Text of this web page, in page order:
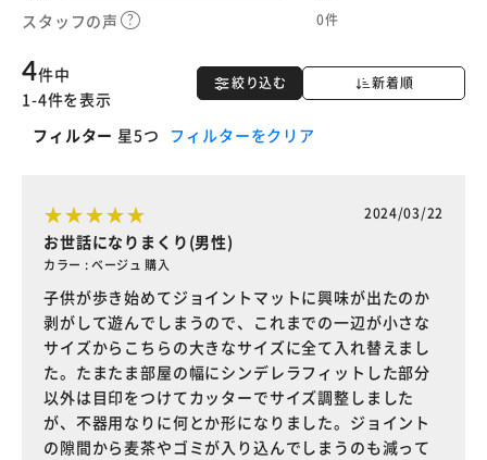
スタッフの声 0件
絞り込む 新着順
4件中
1-4件を表示
フィルター 星5つ フィルターをクリア
2024/03/22
お世話になりまくり(男性)
カラー : ベージュ 購入
子供が歩き始めてジョイントマットに興味が出たのか
剥がして遊んでしまうので、これまでの一辺が小さな
サイズからこちらの大きなサイズに全て入れ替えまし
た。たまたま部屋の幅にシンデレラフィットした部分
以外は目印をつけてカッターでサイズ調整しました
が、不器用なりに何とか形になりました。ジョイント
の隙間から麦茶やゴミが入り込んでしまうのも減って